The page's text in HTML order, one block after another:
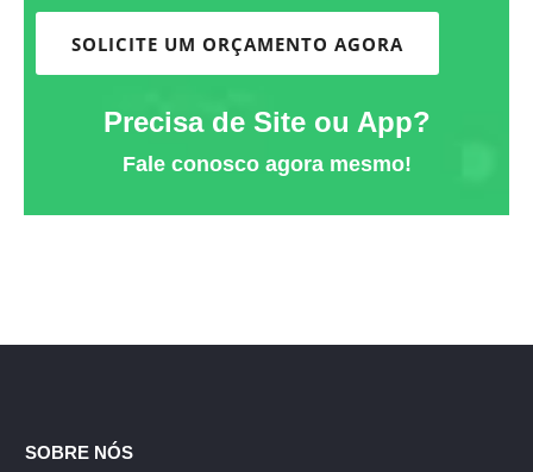
SOLICITE UM ORÇAMENTO AGORA
Precisa de Site ou App?
Fale conosco agora mesmo!
SOBRE NÓS